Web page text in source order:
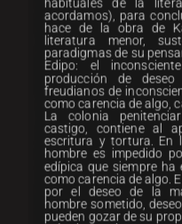
habituales de la
acordamos), para
hace de la obra de
literatura menor,
paradigmas de su
Edipo: el
producción de deseo
freudianos de
como carencia de algo,
La colonia
castigo, contiene al
escritura y tortura. En
hombre es impedido
edípica que siempre ha
como carencia de algo.
por el deseo de la
hombre sometido,
pueden gozar de su